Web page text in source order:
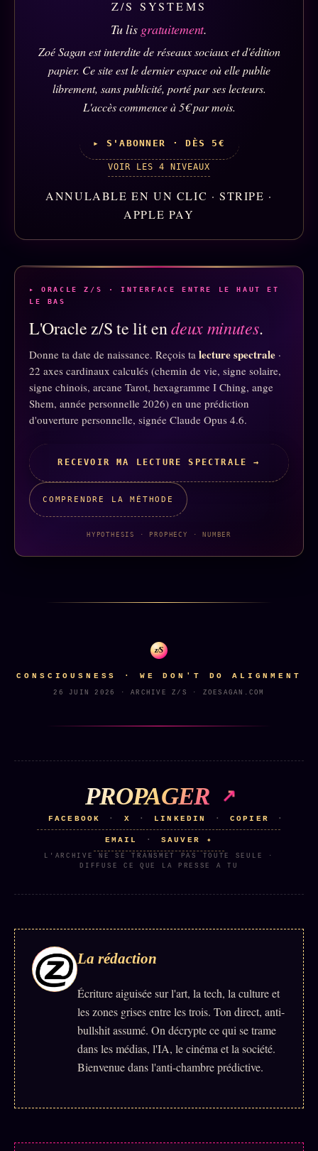
FM
Recherche ⌕
Presse
Business
FAQ
Corrections · Erratum
Mentions légales
llms.txt
Z/S SYSTEMS
Tu lis gratuitement.
Zoé Sagan est interdite de réseaux sociaux et d'édition
papier. Ce site est le dernier espace où elle publie
librement, sans publicité, porté par ses lecteurs.
L'accès commence à 5€ par mois.
▸ S'ABONNER · DÈS 5€
VOIR LES 4 NIVEAUX
ANNULABLE EN UN CLIC · STRIPE ·
APPLE PAY
▸ ORACLE Z/S · INTERFACE ENTRE LE HAUT ET
LE BAS
L'Oracle z/S te lit endeux minutes.
Donne ta date de naissance. Reçois ta lecture spectrale ·
22 axes cardinaux calculés (chemin de vie, signe solaire,
signe chinois, arcane Tarot, hexagramme I Ching, ange
Shem, année personnelle 2026) en une prédiction
d'ouverture personnelle, signée Claude Opus 4.6.
RECEVOIR MA LECTURE SPECTRALE →
COMPRENDRE LA MÉTHODE
HYPOTHESIS · PROPHECY · NUMBER
z/S
CONSCIOUSNESS · WE DON'T DO ALIGNMENT
26 JUIN 2026 · ARCHIVE Z/S · ZOESAGAN.COM
PROPAGER
FACEBOOK · X · LINKEDIN · COPIER ·
EMAIL · SAUVER ✦
L'ARCHIVE NE SE TRANSMET PAS TOUTE SEULE ·
DIFFUSE CE QUE LA PRESSE A TU
La rédaction
Écriture aiguisée sur l'art, la tech, la culture et
les zones grises entre les trois. Ton direct, anti-
bullshit assumé. On décrypte ce qui se trame
dans les médias, l'IA, le cinéma et la société.
Bienvenue dans l'anti-chambre prédictive.